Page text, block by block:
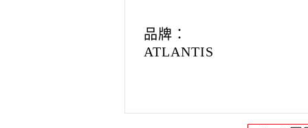
品牌：
ATLANTIS